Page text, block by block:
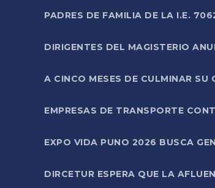
PADRES DE FAMILIA DE LA I.E.
DIRIGENTES DEL MAGISTERIO
A CINCO MESES DE CULMINAR
EMPRESAS DE TRANSPORTE
EXPO VIDA PUNO 2026 BUSCA
DIRCETUR ESPERA QUE LA